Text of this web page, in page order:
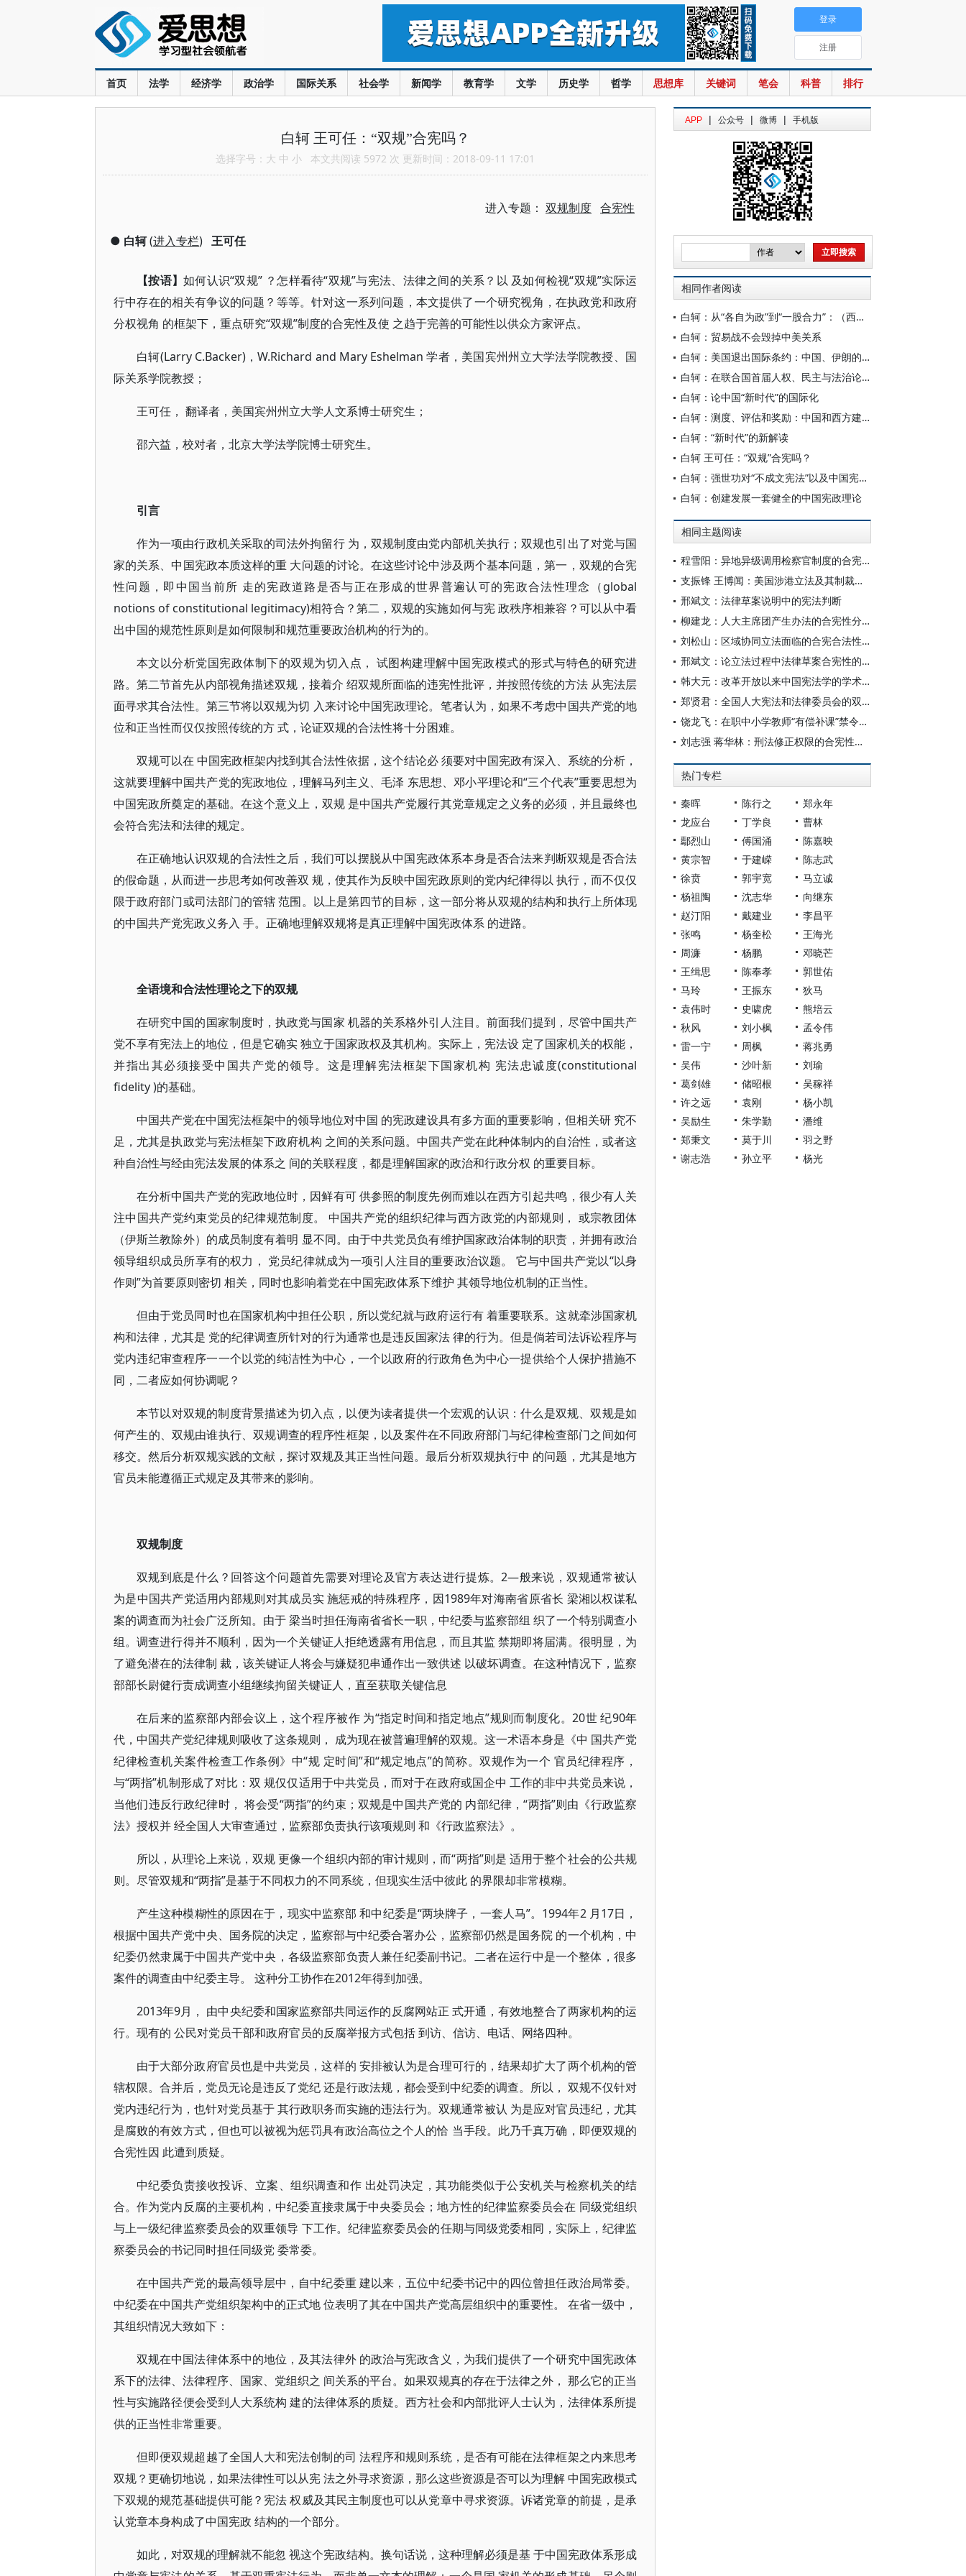
首页 法学 经济学 政治学 国际关系 社会学 新闻学 教育学 文学 历史学 哲学 思想库 关键词 笔会 科普 排行
登录
注册
白轲 王可任：“双规”合宪吗？
选择字号： 大 中 小 本文共阅读 5972 次 更新时间：2018-09-11 17:01
进入专题： 双规制度 合宪性
● 白轲(进入专栏) 王可任
【按语】如何认识“双规” ？怎样看待“双规”与宪法、法律之间的关系？以 及如何检视“双规”实际运
行中存在的相关有争议的问题？等等。针对这一系列问题，本文提供了一个研究视角，在执政党和政府
分权视角 的框架下，重点研究“双规”制度的合宪性及使 之趋于完善的可能性以供众方家评点。
白轲(Larry C.Backer)，W.Richard and Mary Eshelman 学者，美国宾州州立大学法学院教授、国
际关系学院教授；
王可任， 翻译者，美国宾州州立大学人文系博士研究生；
邵六益，校对者，北京大学法学院博士研究生。
引言
作为一项由行政机关采取的司法外拘留行 为，双规制度由党内部机关执行；双规也引出了对党与国
家的关系、中国宪政本质这样的重 大问题的讨论。在这些讨论中涉及两个基本问题，第一，双规的合宪
性问题，即中国当前所 走的宪政道路是否与正在形成的世界普遍认可的宪政合法性理念（global
notions of constitutional legitimacy)相符合？第二，双规的实施如何与宪 政秩序相兼容？可以从中看
出中国的规范性原则是如何限制和规范重要政治机构的行为的。
本文以分析党国宪政体制下的双规为切入点， 试图构建理解中国宪政模式的形式与特色的研究进
路。第二节首先从内部视角描述双规，接着介 绍双规所面临的违宪性批评，并按照传统的方法 从宪法层
面寻求其合法性。第三节将以双规为切 入来讨论中国宪政理论。笔者认为，如果不考虑中国共产党的地
位和正当性而仅仅按照传统的方 式，论证双规的合法性将十分困难。
双规可以在 中国宪政框架内找到其合法性依据，这个结论必 须要对中国宪政有深入、系统的分析，
这就要理解中国共产党的宪政地位，理解马列主义、毛泽 东思想、邓小平理论和“三个代表”重要思想为
中国宪政所奠定的基础。在这个意义上，双规 是中国共产党履行其党章规定之义务的必须，并且最终也
会符合宪法和法律的规定。
在正确地认识双规的合法性之后，我们可以摆脱从中国宪政体系本身是否合法来判断双规是否合法
的假命题，从而进一步思考如何改善双 规，使其作为反映中国宪政原则的党内纪律得以 执行，而不仅仅
限于政府部门或司法部门的管辖 范围。以上是第四节的目标，这一部分将从双规的结构和执行上所体现
的中国共产党宪政义务入 手。正确地理解双规将是真正理解中国宪政体系 的进路。
全语境和合法性理论之下的双规
在研究中国的国家制度时，执政党与国家 机器的关系格外引人注目。前面我们提到，尽管中国共产
党不享有宪法上的地位，但是它确实 独立于国家政权及其机构。实际上，宪法设 定了国家机关的权能，
并指出其必须接受中国共产党的领导。这是理解宪法框架下国家机构 宪法忠诚度(constitutional
fidelity )的基础。
中国共产党在中国宪法框架中的领导地位对中国 的宪政建设具有多方面的重要影响，但相关研 究不
足，尤其是执政党与宪法框架下政府机构 之间的关系问题。中国共产党在此种体制内的自治性，或者这
种自治性与经由宪法发展的体系之 间的关联程度，都是理解国家的政治和行政分权 的重要目标。
在分析中国共产党的宪政地位时，因鲜有可 供参照的制度先例而难以在西方引起共鸣，很少有人关
注中国共产党约束党员的纪律规范制度。 中国共产党的组织纪律与西方政党的内部规则， 或宗教团体
（伊斯兰教除外）的成员制度有着明 显不同。由于中共党员负有维护国家政治体制的职责，并拥有政治
领导组织成员所享有的权力， 党员纪律就成为一项引人注目的重要政治议题。 它与中国共产党以“以身
作则”为首要原则密切 相关，同时也影响着党在中国宪政体系下维护 其领导地位机制的正当性。
但由于党员同时也在国家机构中担任公职，所以党纪就与政府运行有 着重要联系。这就牵涉国家机
构和法律，尤其是 党的纪律调查所针对的行为通常也是违反国家法 律的行为。但是倘若司法诉讼程序与
党内违纪审查程序一一个以党的纯洁性为中心，一个以政府的行政角色为中心一提供给个人保护措施不
同，二者应如何协调呢？
本节以对双规的制度背景描述为切入点，以便为读者提供一个宏观的认识：什么是双规、双规是如
何产生的、双规由谁执行、双规调查的程序性框架，以及案件在不同政府部门与纪律检查部门之间如何
移交。然后分析双规实践的文献，探讨双规及其正当性问题。最后分析双规执行中 的问题，尤其是地方
官员未能遵循正式规定及其带来的影响。
双规制度
双规到底是什么？回答这个问题首先需要对理论及官方表达进行提炼。2—般来说，双规通常被认
为是中国共产党适用内部规则对其成员实 施惩戒的特殊程序，因1989年对海南省原省长 梁湘以权谋私
案的调查而为社会广泛所知。由于 梁当时担任海南省省长一职，中纪委与监察部组 织了一个特别调查小
组。调查进行得并不顺利，因为一个关键证人拒绝透露有用信息，而且其监 禁期即将届满。很明显，为
了避免潜在的法律制 裁，该关键证人将会与嫌疑犯串通作出一致供述 以破坏调查。在这种情况下，监察
部部长尉健行责成调查小组继续拘留关键证人，直至获取关键信息
在后来的监察部内部会议上，这个程序被作 为“指定时间和指定地点”规则而制度化。20世 纪90年
代，中国共产党纪律规则吸收了这条规则， 成为现在被普遍理解的双规。这一术语本身是《中 国共产党
纪律检查机关案件检查工作条例》中“规 定时间”和“规定地点”的简称。双规作为一个 官员纪律程序，
与“两指”机制形成了对比：双 规仅仅适用于中共党员，而对于在政府或国企中 工作的非中共党员来说，
当他们违反行政纪律时， 将会受“两指”的约束；双规是中国共产党的 内部纪律，“两指”则由《行政监察
法》授权并 经全国人大审查通过，监察部负责执行该项规则 和《行政监察法》。
所以，从理论上来说，双规 更像一个组织内部的审计规则，而“两指”则是 适用于整个社会的公共规
则。尽管双规和“两指”是基于不同权力的不同系统，但现实生活中彼此 的界限却非常模糊。
产生这种模糊性的原因在于，现实中监察部 和中纪委是“两块牌子，一套人马”。1994年2 月17日，
根据中国共产党中央、国务院的决定，监察部与中纪委合署办公，监察部仍然是国务院 的一个机构，中
纪委仍然隶属于中国共产党中央，各级监察部负责人兼任纪委副书记。二者在运行中是一个整体，很多
案件的调查由中纪委主导。 这种分工协作在2012年得到加强。
2013年9月， 由中央纪委和国家监察部共同运作的反腐网站正 式开通，有效地整合了两家机构的运
行。现有的 公民对党员干部和政府官员的反腐举报方式包括 到访、信访、电话、网络四种。
由于大部分政府官员也是中共党员，这样的 安排被认为是合理可行的，结果却扩大了两个机构的管
辖权限。合并后，党员无论是违反了党纪 还是行政法规，都会受到中纪委的调查。所以， 双规不仅针对
党内违纪行为，也针对党员基于 其行政职务而实施的违法行为。双规通常被认 为是应对官员违纪，尤其
是腐败的有效方式，但也可以被视为惩罚具有政治高位之个人的恰 当手段。此乃千真万确，即便双规的
合宪性因 此遭到质疑。
中纪委负责接收投诉、立案、组织调查和作 出处罚决定，其功能类似于公安机关与检察机关的结
合。作为党内反腐的主要机构，中纪委直接隶属于中央委员会；地方性的纪律监察委员会在 同级党组织
与上一级纪律监察委员会的双重领导 下工作。纪律监察委员会的任期与同级党委相同，实际上，纪律监
察委员会的书记同时担任同级党 委常委。
在中国共产党的最高领导层中，自中纪委重 建以来，五位中纪委书记中的四位曾担任政治局常委。
中纪委在中国共产党组织架构中的正式地 位表明了其在中国共产党高层组织中的重要性。 在省一级中，
其组织情况大致如下：
双规在中国法律体系中的地位，及其法律外 的政治与宪政含义，为我们提供了一个研究中国宪政体
系下的法律、法律程序、国家、党组织之 间关系的平台。如果双规真的存在于法律之外， 那么它的正当
性与实施路径便会受到人大系统构 建的法律体系的质疑。西方社会和内部批评人士认为，法律体系所提
供的正当性非常重要。
但即便双规超越了全国人大和宪法创制的司 法程序和规则系统，是否有可能在法律框架之内来思考
双规？更确切地说，如果法律性可以从宪 法之外寻求资源，那么这些资源是否可以为理解 中国宪政模式
下双规的规范基础提供可能？宪法 权威及其民主制度也可以从党章中寻求资源。诉诸党章的前提，是承
认党章本身构成了中国宪政 结构的一个部分。
如此，对双规的理解就不能忽 视这个宪政结构。换句话说，这种理解必须是基 于中国宪政体系形成
APP | 公众号 | 微博 | 手机版
相同作者阅读
白轲：从“各自为政”到“一股合力”：（西方）反腐领域新举措
白轲：贸易战不会毁掉中美关系
白轲：美国退出国际条约：中国、伊朗的机会
白轲：在联合国首届人权、民主与法治论坛上的演讲
白轲：论中国“新时代”的国际化
白轲：测度、评估和奖励：中国和西方建立社会信用体系的挑战？
白轲：“新时代”的新解读
白轲 王可任：“双规”合宪吗？
白轲：强世功对“不成文宪法”以及中国宪政秩序的研究
白轲：创建发展一套健全的中国宪政理论
相同主题阅读
程雪阳：异地异级调用检察官制度的合宪性分析
支振锋 王博闻：美国涉港立法及其制裁的合宪性问题
邢斌文：法律草案说明中的宪法判断
柳建龙：人大主席团产生办法的合宪性分析
刘松山：区域协同立法面临的合宪合法性困境
邢斌文：论立法过程中法律草案合宪性的判断标准
韩大元：改革开放以来中国宪法学的学术贡献
郑贤君：全国人大宪法和法律委员会的双重审查属性
饶龙飞：在职中小学教师“有偿补课”禁令的合宪性分析
刘志强 蒋华林：刑法修正权限的合宪性审视
热门专栏
秦晖 陈行之
郑永年
龙应台
丁学良
曹林
鄢烈山
傅国涌
陈嘉映
黄宗智
于建嵘
陈志武
徐贲
郭宇宽
马立诚
杨祖陶
沈志华
向继东
赵汀阳
戴建业
李昌平
张鸣
杨奎松
王海光
周濂
杨鹏
邓晓芒
王缉思
陈奉孝
郭世佑
马玲
王振东
狄马
袁伟时
史啸虎
熊培云
秋风
刘小枫
孟令伟
雷一宁
周枫
蒋兆勇
吴伟
沙叶新
刘瑜
葛剑雄
储昭根
吴稼祥
许之远
袁刚
杨小凯
吴励生
朱学勤
潘维
郑秉文
莫于川
羽之野
谢志浩
孙立平 杨光